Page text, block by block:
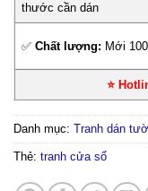
thước cần dán
✅Chất lượng: Mới
⭐
Danh mục: Tranh dán
Thẻ: tranh cửa sổ